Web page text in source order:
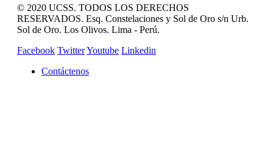
© 2020 UCSS. TODOS LOS DERECHOS
RESERVADOS. Esq. Constelaciones y Sol de Oro s/n Urb.
Sol de Oro. Los Olivos. Lima - Perú.
Facebook TwitterYoutube Linkedin
Contáctenos